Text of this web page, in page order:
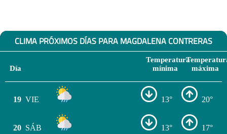
CLIMA PRÓXIMOS DÍAS PARA MAGDALENA CONTRERAS
Día
Temperatura
mínima
máxima
19 VIE 13° 20°
20 SÁB 13° 17°